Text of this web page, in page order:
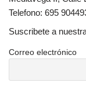
Telefono: 695
Suscribete a
Correo electrónico